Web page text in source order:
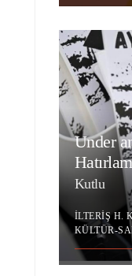
Under
Kutlu
İLTERIŞ H.
KÜLTÜR-